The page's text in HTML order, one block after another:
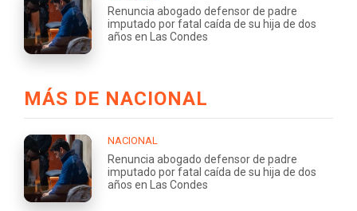
Renuncia abogado defensor de padre
imputado por fatal caída de su hija de dos
años en Las Condes
MÁS DE NACIONAL
NACIONAL
Renuncia abogado defensor de padre
imputado por fatal caída de su hija de dos
años en Las Condes